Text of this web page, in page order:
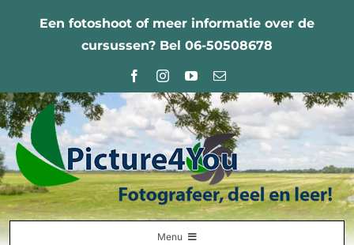
Een fotoshoot of meer informatie over de
cursussen? Bel 06-50508678
Menu